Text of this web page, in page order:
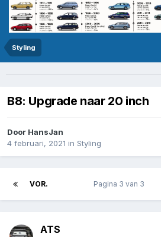
Styling
B8: Upgrade naar 20 inch
Door HansJan
4 februari, 2021 in Styling
VOR. Pagina 3 van 3
ATS